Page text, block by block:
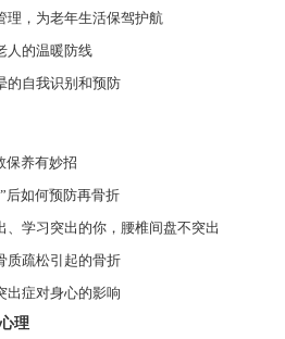
理，为老年生活保驾护航
人的温暖防线
的自我识别和预防
保养有妙招
后如何预防再骨折
、学习突出的你，腰椎间盘不突出
质疏松引起的骨折
出症对身心的影响
理